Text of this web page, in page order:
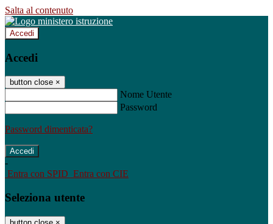
Salta al contenuto
Accedi
Accedi
button close ×
Nome Utente
Password
Password dimenticata?
-
Entra con SPID Entra con CIE
Seleziona utente